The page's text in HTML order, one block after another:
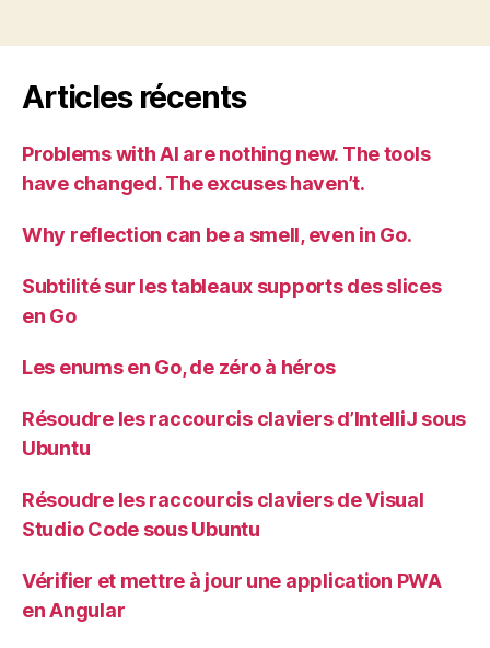
Articles récents
Problems with AI are nothing new. The tools
have changed. The excuses haven’t.
Why reflection can be a smell, even in Go.
Subtilité sur les tableaux supports des slices
en Go
Les enums en Go, de zéro à héros
Résoudre les raccourcis claviers d’IntelliJ sous
Ubuntu
Résoudre les raccourcis claviers de Visual
Studio Code sous Ubuntu
Vérifier et mettre à jour une application PWA
en Angular